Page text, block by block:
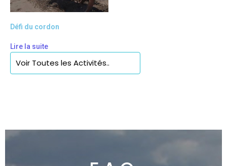
Défi du cordon
Lire la suite
Voir Toutes les Activités..